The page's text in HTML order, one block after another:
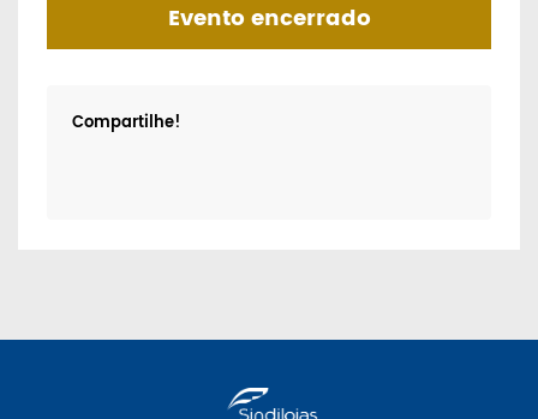
Evento encerrado
Compartilhe!